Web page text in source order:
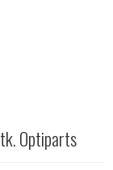
Optiparts